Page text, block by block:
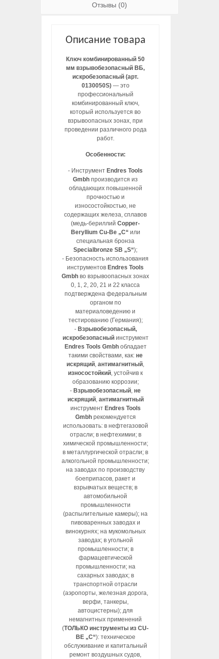
Отзывы (0)
Описание товара
Ключ комбинированный 50
мм взрывобезопасный ВБ,
искробезопасный (арт.
0130050S)— это
профессиональный
комбинированный ключ,
который используется во
взрывоопасных зонах, при
проведении различного рода
работ.
Особенности:
- Инструмент Endres Tools
Gmbh производится из
обладающих повышенной
прочностью и
износостойкостью, не
содержащих железа, сплавов
(медь-бериллийCopper-
Beryllium Cu-Be „C“ или
специальная бронза
Specialbronze SB „S“);
- Безопасность использования
инструментов Endres Tools
Gmbh во взрывоопасных зонах
0, 1, 2, 20, 21 и 22 класса
подтверждена федеральным
органом по
материаловедению и
тестированию (Германия);
- Взрывобезопасный,
искробезопасныйинструмент
Endres Tools Gmbhобладает
такими свойствами, как: не
искрящий,антимагнитный,
износостойкий, устойчив к
образованию коррозии;
- Взрывобезопасный,не
искрящий, антимагнитный
инструмент Endres Tools
Gmbhрекомендуется
использовать: в нефтегазовой
отрасли; в нефтехимии; в
химической промышленности;
в металлургической отрасли; в
алкогольной промышленности;
на заводах по производству
боеприпасов, ракет и
взрывчатых веществ; в
автомобильной
промышленности
(распылительные камеры); на
пивоваренных заводах и
винокурнях; на мукомольных
заводах; в угольной
промышленности; в
фармацевтической
промышленности; на
сахарных заводах; в
транспортной отрасли
(аэропорты, железная дорога,
верфи, танкеры,
автоцистерны); для
немагнитных применений
(ТОЛЬКО инструменты из CU-
BE „C“): техническое
обслуживание и капитальный
ремонт воздушных судов,